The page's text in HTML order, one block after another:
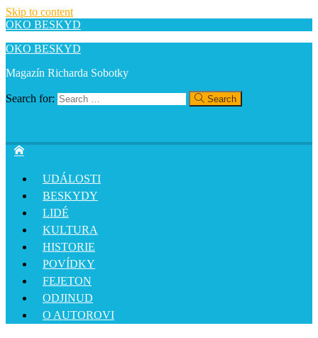
Skip to content
OKO BESKYD
OKO BESKYD
Magazín Richarda Sobotky
Search for: Search
UDÁLOSTI
BESKYDY
LIDÉ
KULTURA
HISTORIE
POVÍDKY
FEJETON
ODJINUD
O AUTOROVI